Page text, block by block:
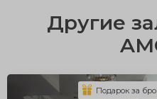
Другие
Подарок за